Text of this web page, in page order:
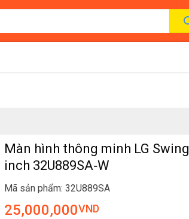
Màn hình thông minh LG
inch 32U889SA‑W
Mã sản phẩm: 32U889SA
25,000,000VND